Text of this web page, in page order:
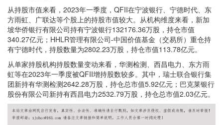
从持股市值来看，2023年一季度，QFII在宁波银行、宁德时代、东
方雨虹、广联达等个股上的持股市值较大。从机构维度来看，新加
坡华侨银行有限公司持有宁波银行132176.36万股，持仓市值
340.27亿元；HHLR管理有限公司-中国价值基金（交易所）重仓持
有宁德时代，持股数量为2802.23万股，持仓市值113.78亿元。
从单家持股机构持股数量变动来看，华测检测、西昌电力、东方雨
虹等在2023年一季度被QFII增持股数较多。其中，瑞士联合银行集
团新持有华测检测2642.28万股，持仓总市值5.92亿元；巴克莱银行
股份有限公司新持有西昌电力2532.79万股，持仓总市值2.03亿元。